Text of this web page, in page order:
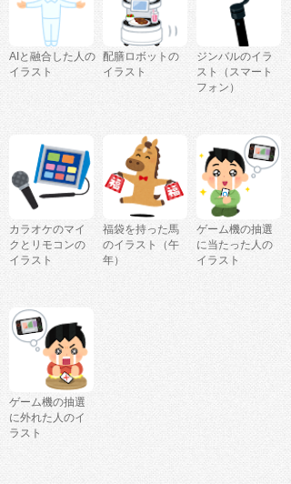
AIと融合した人の
イラスト
配膳ロボットの
イラスト
ジンバルのイラ
スト（スマート
フォン）
カラオケのマイ
クとリモコンの
イラスト
福袋を持った馬
のイラスト（午
年）
ゲーム機の抽選
に当たった人の
イラスト
ゲーム機の抽選
に外れた人のイ
ラスト